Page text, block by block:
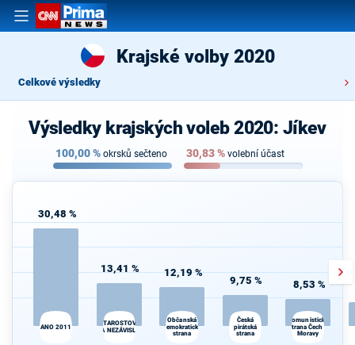
Krajské volby 2020
Celkové výsledky
Výsledky krajských voleb 2020: Jíkev
100,00% okrsků sečteno 30,83% volební účast
30,48 %
ANO 2011
13,41 %
STAROSTOVÉ
A NEZÁVISLÍ
12,19 %
Občanská
demokratická
strana
9,75 %
Česká
pirátská
strana
8,53 %
Komunistická
strana Čech a
Moravy